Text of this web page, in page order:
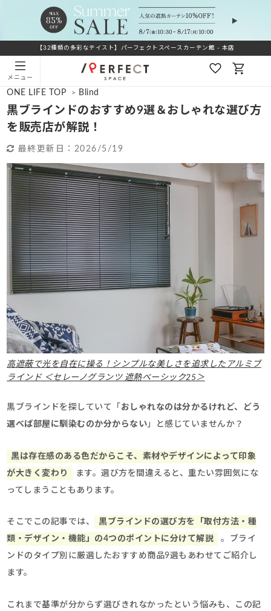
【32種類の多彩なテイスト】パーフェクトスペースカーテン館 - 本店
メニュー
ONE LIFE TOP > Blind
黒ブラインドのおすすめ9選＆おしゃれな選び方
を販売店が解説！
最終更新日： 2026/5/19
高遮蔽で光を自在に操る！シンプルな美しさを追求したアルミブ
ラインド ＜セレーノグランツ 遮熱ベーシック25＞
黒ブラインドを探していて「 おしゃれなのは分かるけれど、どう
選べば部屋に馴染むのか分からない」と感じていませんか？
黒は存在感のある色だからこそ、素材やデザインによって印象
が大きく変わり
ます。選び方を間違えると、重たい雰囲気にな
ってしまうこともあります。
そこでこの記事では、
黒ブラインドの選び方を「取付方法・種
類・デザイン・機能」の4つのポイントに分けて解説
。ブライ
ンドのタイプ別に厳選したおすすめ商品9選もあわせてご紹介し
ます。
これまで基準が分からず選びきれなかったという悩みも、この記